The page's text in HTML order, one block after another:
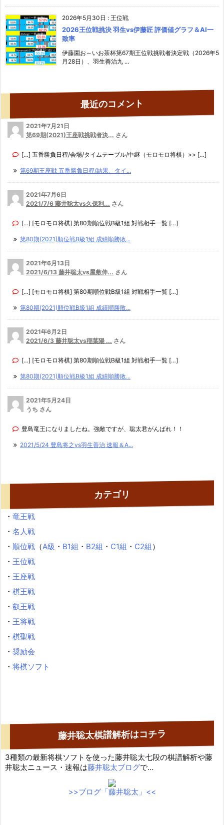
2026年5月30日 : 王位戦
2026王位戦挑決 羽生vs伊藤匠 評価値グラフ＆AI一
致率
伊藤園お～いお茶杯第67期王位戦挑戦者決定戦（2026年5
月28日）、羽生善治九 ...
最近のコメント
2021年7月21日
第69期(2021)王座戦挑戦者決... さん
[…] 五番勝負日程/会場/タイムテーブル/中継（モロモロ将棋）>> […]
第69期王座戦 五番勝負日程/結果、タイ...
2021年7月6日
2021/7/6 藤井聡太vs久保利... さん
[…] [モロモロ将棋] 第80期順位戦B級1組 対戦相手一覧 […]
第80期(2021)順位戦B級1組 成績順勝敗...
2021年6月13日
2021/6/13 藤井聡太vs屋敷伸... さん
[…] [モロモロ将棋] 第80期順位戦B級1組 対戦相手一覧 […]
第80期(2021)順位戦B級1組 成績順勝敗...
2021年6月2日
2021/6/3 藤井聡太vs稲葉陽 ... さん
[…] [モロモロ将棋] 第80期順位戦B級1組 対戦相手一覧 […]
第80期(2021)順位戦B級1組 成績順勝敗...
2021年5月24日
うち さん
豊島竜王になりましたね。強敵ですが、聡太君がんばれ！！
2021/5/24 豊島将之vs羽生善治 速報＆A...
カテゴリ
・ 竜王戦
・ 名人戦
・ 順位戦 （A級 ・ B1組 ・ B2組 ・ C1組 ・ C2組 ）
・ 王位戦
・ 王座戦
・ 棋王戦
・ 叡王戦
・ 王将戦
・ 棋聖戦
・ 奨励会
・ 将棋ソフト
藤井聡太棋譜解析はコチラ
3種類の最新将棋ソフトを使った藤井聡太七段の棋譜解析や藤
井聡太ニュース・速報は藤井聡太ブログで…
>>ブログ「藤井聡太」<<